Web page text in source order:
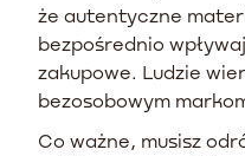
że autentyczne
bezpośrednio
zakupowe. Ludzie
bezosobowym
Co ważne, musisz